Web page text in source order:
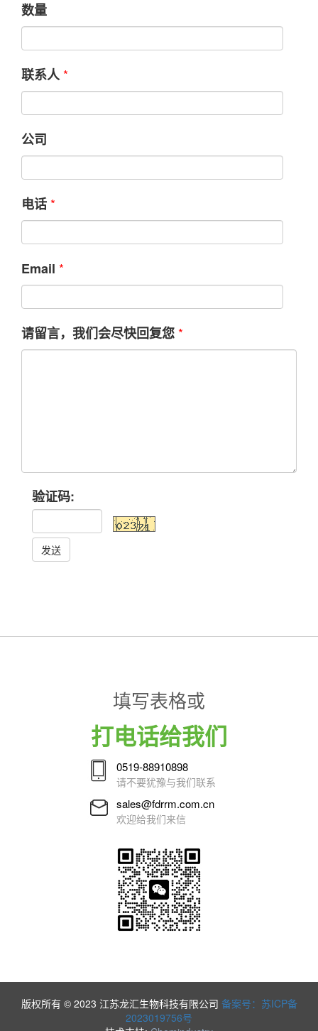
数量
联系人 *
公司
电话 *
Email *
请留言，我们会尽快回复您 *
验证码:
发送
填写表格或
打电话给我们
0519-88910898
请不要犹豫与我们联系
sales@fdrrm.com.cn
欢迎给我们来信
版权所有 © 2023 江苏龙汇生物科技有限公司 备案号：苏ICP备
2023019756号